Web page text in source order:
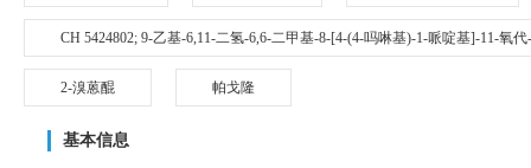
CH 5424802; 9-乙基-6,11-二氢-6,6-二甲基-8-[4-(4-吗啉基)-1-哌啶基]-11-氧
2-溴蒽醌 帕戈隆
基本信息